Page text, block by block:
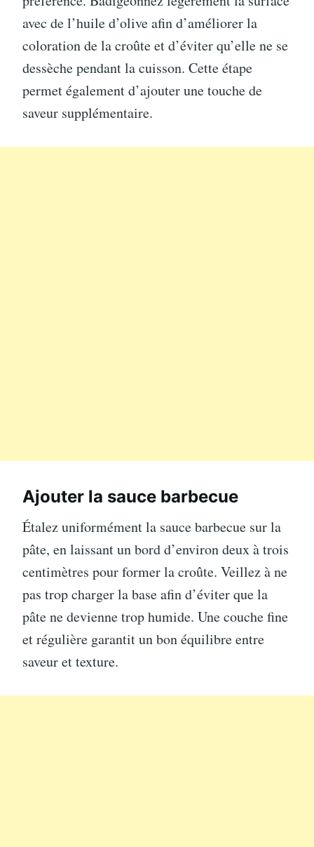
avec de l’huile d’olive afin d’améliorer la
coloration de la croûte et d’éviter qu’elle ne se
dessèche pendant la cuisson. Cette étape
permet également d’ajouter une touche de
saveur supplémentaire.
Ajouter la sauce barbecue
Étalez uniformément la sauce barbecue sur la
pâte, en laissant un bord d’environ deux à trois
centimètres pour former la croûte. Veillez à ne
pas trop charger la base afin d’éviter que la
pâte ne devienne trop humide. Une couche fine
et régulière garantit un bon équilibre entre
saveur et texture.